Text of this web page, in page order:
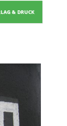
& DRUCK